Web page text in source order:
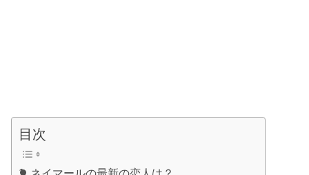
目次